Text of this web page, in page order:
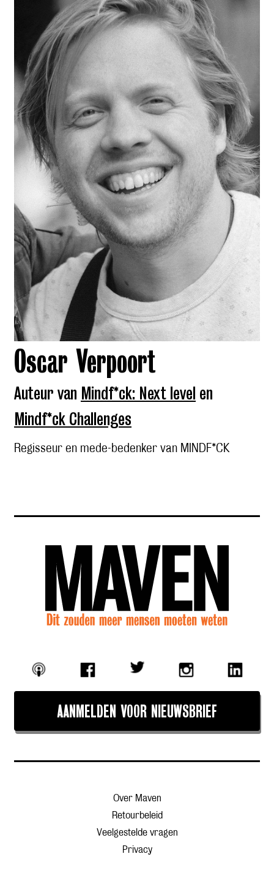
Oscar Verpoort
Auteur van Mindf*ck: Next level en
Mindf*ck Challenges
Regisseur en mede-bedenker van MINDF*CK
AANMELDEN VOOR NIEUWSBRIEF
Over Maven
Retourbeleid
Veelgestelde vragen
Privacy